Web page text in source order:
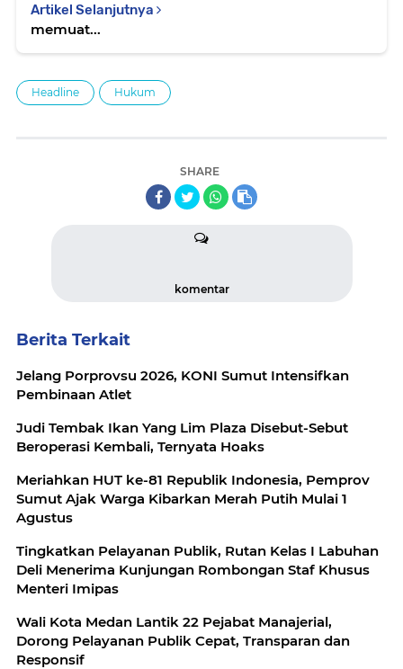
Artikel Selanjutnya
memuat...
Headline Hukum
SHARE
komentar
Berita Terkait
Jelang Porprovsu 2026, KONI Sumut Intensifkan
Pembinaan Atlet
Judi Tembak Ikan Yang Lim Plaza Disebut-Sebut
Beroperasi Kembali, Ternyata Hoaks
Meriahkan HUT ke-81 Republik Indonesia, Pemprov
Sumut Ajak Warga Kibarkan Merah Putih Mulai 1
Agustus
Tingkatkan Pelayanan Publik, Rutan Kelas I Labuhan
Deli Menerima Kunjungan Rombongan Staf Khusus
Menteri Imipas
Wali Kota Medan Lantik 22 Pejabat Manajerial,
Dorong Pelayanan Publik Cepat, Transparan dan
Responsif